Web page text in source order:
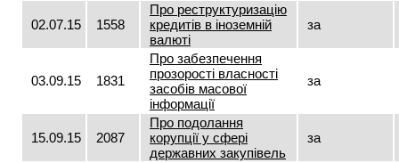
02.07.15 1558
Про реструктуризацію
кредитів в іноземній
валюті
за
03.09.15 1831
Про забезпечення
прозорості власності
засобів масової
інформації
за
15.09.15 2087
Про подолання
корупції у сфері
державних закупівель
за